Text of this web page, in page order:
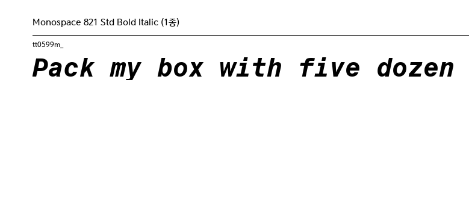
Monospace 821 Std Bold Italic (1종)
tt0599m_
Pack my box with five